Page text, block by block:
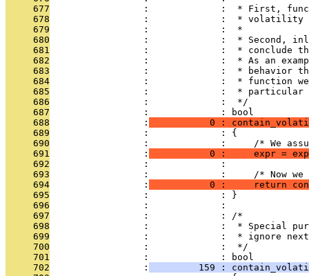
     677
:             :  * First,
     678
:             :  *
     679
                 :             :  *
     680
:             :  * Second,
     681
:             :  * conclude
     682
:             :  * As an
     683
:             :  * behavior
     684
:             :  * function
     685
:             :  *
     686
                 :             :  */
     687
                 :             : bool
     688
                 :
0 :
     689
                 :             : {
     690
:             :     /* We
     691
                 :
0 :     expr =
     692
                 :             :
     693
:             :     /* Now
     694
                 :
0 :     return
     695
                 :             : }
     696
                 :             :
     697
                 :             : /*
     698
:             :  * Special
     699
:             :  * ignore
     700
                 :             :  */
     701
                 :             : bool
     702
                 :
159 :